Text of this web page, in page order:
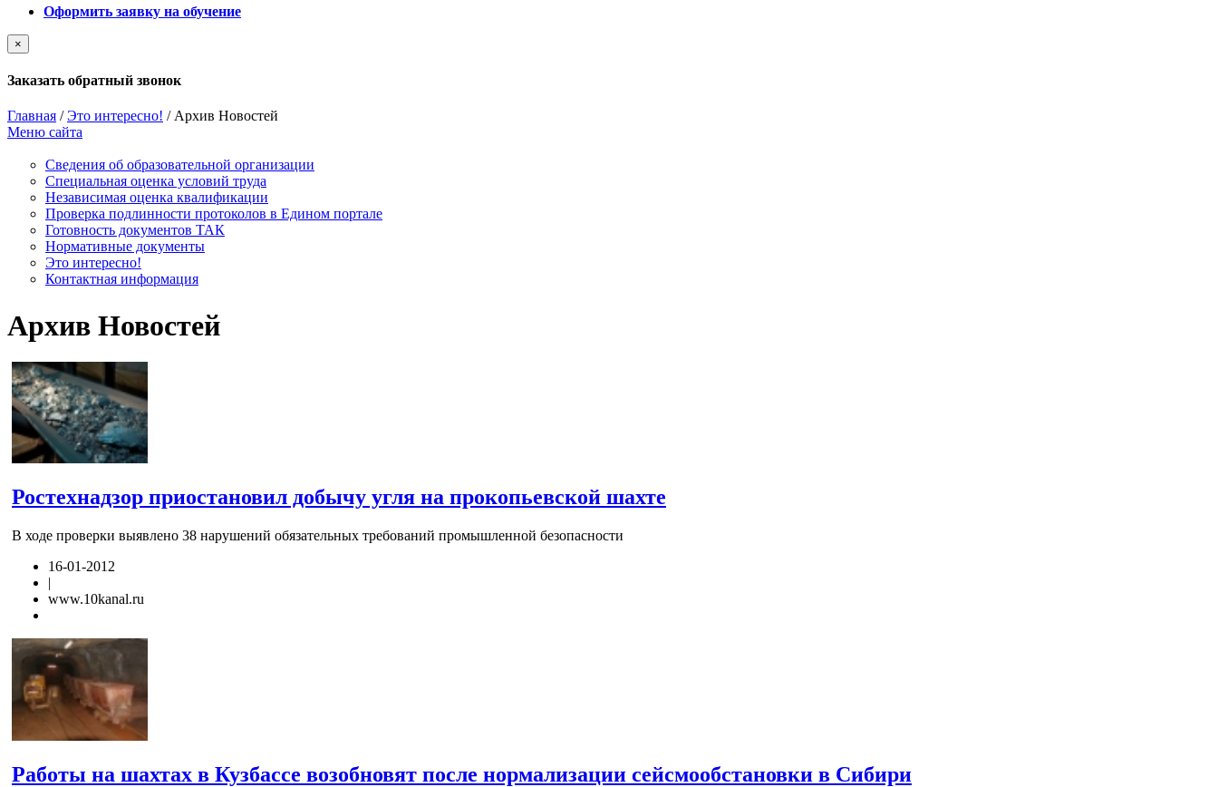
Оформить заявку на обучение
×
Заказать обратный звонок
Главная /Это интересно! / Архив Новостей
Меню сайта
Сведения об образовательной организации
Cпециальная оценка условий труда
Независимая оценка квалификации
Проверка подлинности протоколов в Едином портале
Готовность документов ТАК
Нормативные документы
Это интересно!
Контактная информация
Архив Новостей
Ростехнадзор приостановил добычу угля на прокопьевской шахте
В ходе проверки выявлено 38 нарушений обязательных требований промышленной безопасности
16-01-2012
|
www.10kanal.ru
Работы на шахтах в Кузбассе возобновят после нормализации сейсмообстановки в Сибири